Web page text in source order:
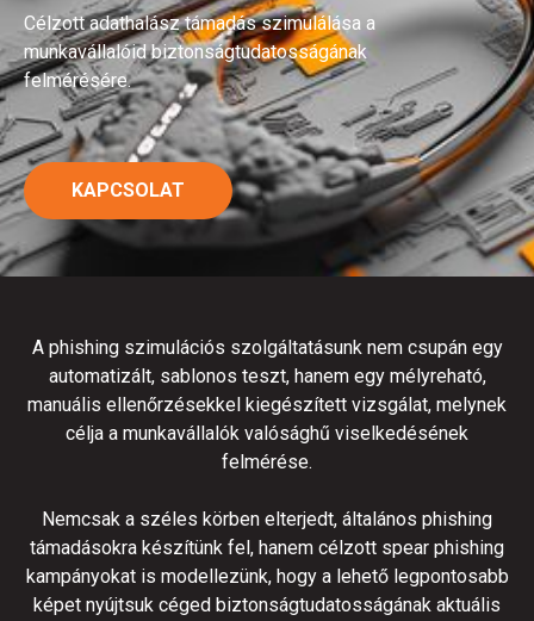
Célzott adathalász támadás szimulálása a
munkavállalóid biztonságtudatosságának
felmérésére.
KAPCSOLAT
A phishing szimulációs szolgáltatásunk nem csupán egy
automatizált, sablonos teszt, hanem egy mélyreható,
manuális ellenőrzésekkel kiegészített vizsgálat, melynek
célja a munkavállalók valósághű viselkedésének
felmérése.
Nemcsak a széles körben elterjedt, általános phishing
támadásokra készítünk fel, hanem célzott spear phishing
kampányokat is modellezünk, hogy a lehető legpontosabb
képet nyújtsuk céged biztonságtudatosságának aktuális